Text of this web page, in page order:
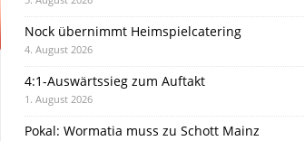
Nock übernimmt Heimspielcatering
4. August 2026
4:1-Auswärtssieg zum Auftakt
1. August 2026
Pokal: Wormatia muss zu Schott Mainz